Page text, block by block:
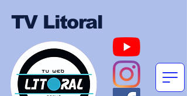
TV Litoral